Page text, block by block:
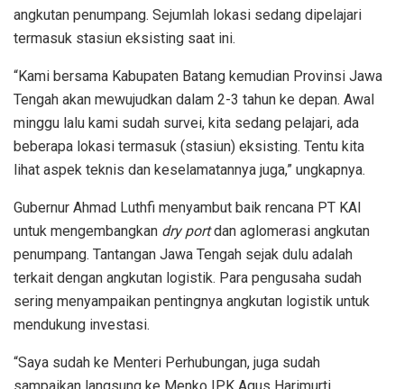
angkutan penumpang. Sejumlah lokasi sedang dipelajari
termasuk stasiun eksisting saat ini.
“Kami bersama Kabupaten Batang kemudian Provinsi Jawa
Tengah akan mewujudkan dalam 2-3 tahun ke depan. Awal
minggu lalu kami sudah survei, kita sedang pelajari, ada
beberapa lokasi termasuk (stasiun) eksisting. Tentu kita
lihat aspek teknis dan keselamatannya juga,” ungkapnya.
Gubernur Ahmad Luthfi menyambut baik rencana PT KAI
untuk mengembangkan dry portdan aglomerasi angkutan
penumpang. Tantangan Jawa Tengah sejak dulu adalah
terkait dengan angkutan logistik. Para pengusaha sudah
sering menyampaikan pentingnya angkutan logistik untuk
mendukung investasi.
“Saya sudah ke Menteri Perhubungan, juga sudah